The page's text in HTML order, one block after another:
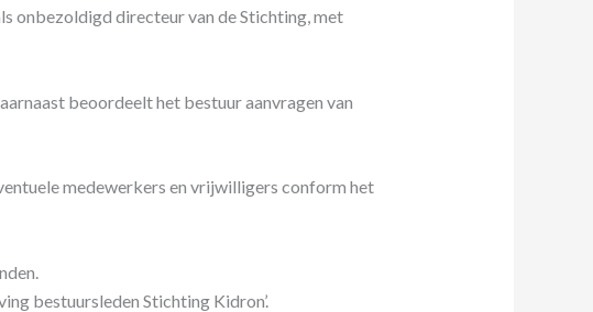
onbezoldigd directeur van de Stichting, met
beoordeelt het bestuur aanvragen van
medewerkers en vrijwilligers conform het
bestuursleden Stichting Kidron’.